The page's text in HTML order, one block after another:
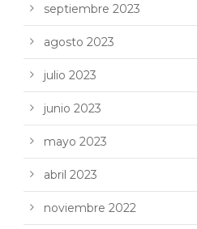
septiembre 2023
agosto 2023
julio 2023
junio 2023
mayo 2023
abril 2023
noviembre 2022